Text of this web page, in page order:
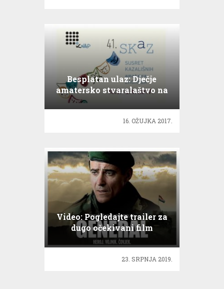
Besplatan ulaz: Dječje
amatersko stvaralaštvo na
16. OŽUJKA 2017.
Video: Pogledajte trailer za
dugo očekivani film
General
23. SRPNJA 2019.